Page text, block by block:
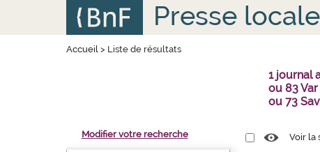
Presse
Accueil> Liste de résultats
1 journal
ou 83
ou 73
Modifier votre recherche Voir la
Panneau de gestion des cookies